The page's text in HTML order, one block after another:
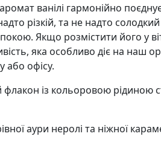
ванілі гармонійно
різкій, та не надто
Якщо розмістити його у
яка особливо діє на наш
або офісу.
із кольоровою рідиною
аури неролі та ніжної